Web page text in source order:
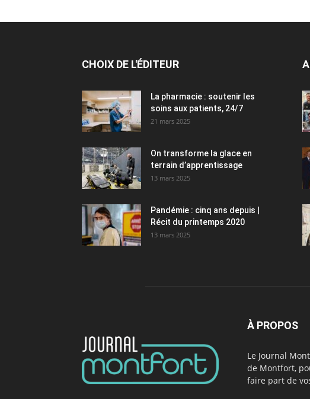
CHOIX DE L'ÉDITEUR
La pharmacie : soutenir les
soins aux patients, 24/7
21 mars 2025
On transforme la glace en
terrain d’apprentissage
13 mars 2025
Pandémie : cinq ans depuis |
Récit du printemps 2020
13 mars 2025
À PROPOS
Le Journal
de Montfort,
faire part de